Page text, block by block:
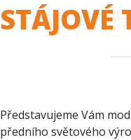
STÁJOVÉ
Představujeme Vám
předního světového